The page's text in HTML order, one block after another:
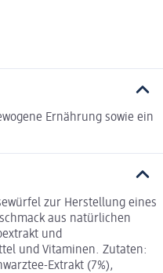
Ernährung sowie ein
zur Herstellung eines
aus natürlichen
und
und Vitaminen. Zutaten:
Extrakt (7%),